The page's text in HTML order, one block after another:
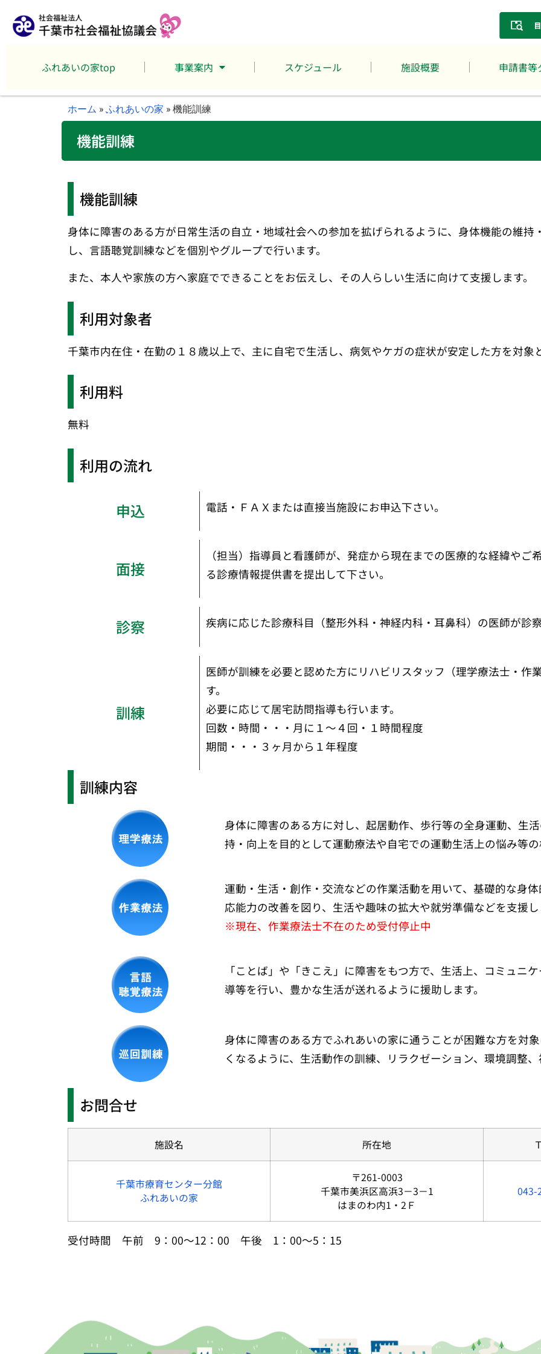
ふれあいの家top 事業案内 スケジュール 施設概要 申請書等
ホーム »ふれあいの家 »機能訓練
機能訓練
機能訓練
身体に障害のある方が日常生活の自立・地域社会への参加を拡げられるように、身体機能の維
し、言語聴覚訓練などを個別やグループで行います。
また、本人や家族の方へ家庭でできることをお伝えし、その人らしい生活に向けて支援します。
利用対象者
千葉市内在住・在勤の１８歳以上で、主に自宅で生活し、病気やケガの症状が安定した方を対象
利用料
無料
利用の流れ
申込 電話・ＦＡＸまたは直接当施設にお申込下さい。
面接
（担当）指導員と看護師が、発症から現在までの医療的な経緯やご
る診療情報提供書を提出して下さい。
診察 疾病に応じた診療科目（整形外科・神経内科・耳鼻科）の医師が診察
訓練
医師が訓練を必要と認めた方にリハビリスタッフ（理学療法士・作
す。
必要に応じて居宅訪問指導も行います。
回数・時間 ・・・月に１～４回・１時間程度
期間 ・・・３ヶ月から１年程度
訓練内容
身体に障害のある方に対し、起居動作、歩行等の全身運動、生
持・向上を目的として運動療法や自宅での運動生活上の悩み等の
運動・生活・創作・交流などの作業活動を用いて、基礎的な身
応能力の改善を図り、生活や趣味の拡大や就労準備などを支援し
※現在、作業療法士不在のため受付停止中
「ことば」や「きこえ」に障害をもつ方で、生活上、コミュニ
導等を行い、豊かな生活が送れるように援助します。
身体に障害のある方でふれあいの家に通うことが困難な方を対
くなるように、生活動作の訓練、リラクゼーション、環境調整、
お問合せ
施設名 所在地
千葉市療育センター分館
ふれあいの家
〒261-0003
千葉市美浜区高浜3－3－1
はまのわ内1・2Ｆ
043-
受付時間 午前 9：00～12：00 午後 1：00～5：15